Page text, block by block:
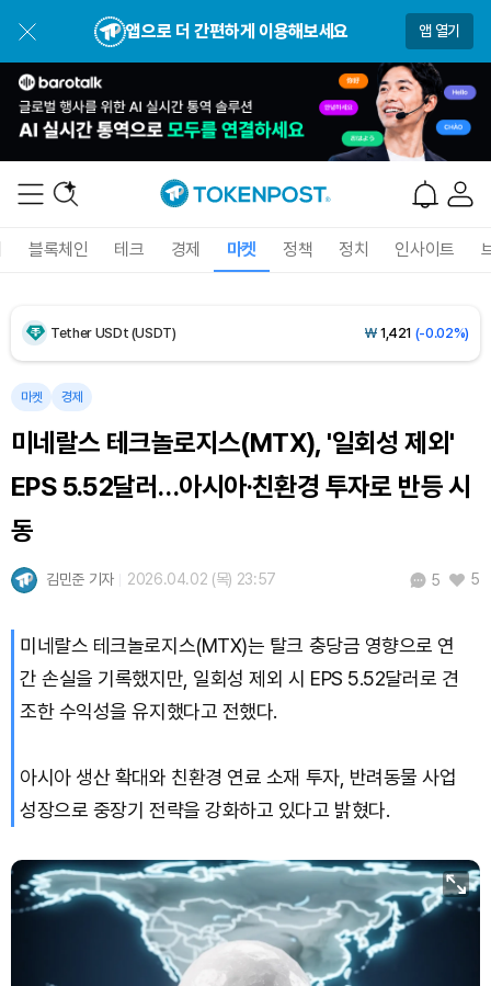
앱으로 더 간편하게 이용해보세요 앱 열기
블록체인 테크 경제 마켓 정책 정치 인사이트
Tether USDt (USDT) ₩ 1,421 (-0.02%)
BNB (BNB)
USDC (USDC) ₩1,422 (0.00%)
XRP (XRP) ₩1,491(-2.31%)
Dogecoin (DOGE)
Bitcoin (BTC) ₩ 91,731,663(+0.18%)
마켓 경제
미네랄스 테크놀로지스(MTX), '일회성 제외'
EPS 5.52달러…아시아·친환경 투자로 반등 시
동
김민준 기자 2026.04.02 (목) 23:57 5 5
미네랄스 테크놀로지스(MTX)는 탈크 충당금 영향으로 연
간 손실을 기록했지만, 일회성 제외 시 EPS 5.52달러로 견
조한 수익성을 유지했다고 전했다.
아시아 생산 확대와 친환경 연료 소재 투자, 반려동물 사업
성장으로 중장기 전략을 강화하고 있다고 밝혔다.